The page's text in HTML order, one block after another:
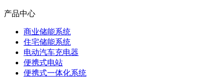
产品中心
商业储能系统
住宅储能系统
电动汽车充电器
便携式电站
便携式一体化系统